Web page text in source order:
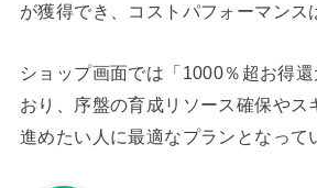
が獲得でき、コストパフォーマンス
ショップ画面では「1000％超お得
おり、序盤の育成リソース確保やス
進めたい人に最適なプランとなって